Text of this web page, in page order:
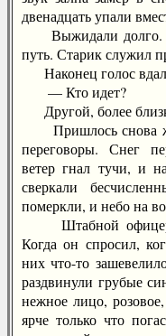
двенадцать упали
Выжидали долго.
путь. Старик служил
Наконец голос
— Кто идет?
Другой, более
Пришлось снова
переговоры. Снег
ветер гнал тучи, и
сверкали
померкли, и небо на
Штабной офицер
Когда он спросил,
них что-то
раздвинули грубые
нежное лицо, розовое,
ярче только что